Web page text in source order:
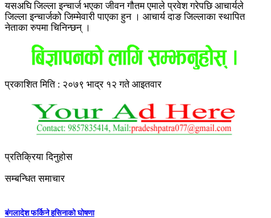
यसअघि जिल्ला इन्चार्ज भएका जीवन गौतम एमाले प्रवेश गरेपछि आचार्यले
जिल्ला इन्चार्जको जिम्मेवारी पाएका हुन । आचार्य दाङ जिल्लाका स्थापित
नेताका रुपमा चिनिन्छन् ।
प्रकाशित मिति : २०७९ भाद्र १२ गते आइतवार
प्रतिक्रिया दिनुहोस
सम्बन्धित समाचार
बंगलादेश फर्किने हसिनाको घोषणा